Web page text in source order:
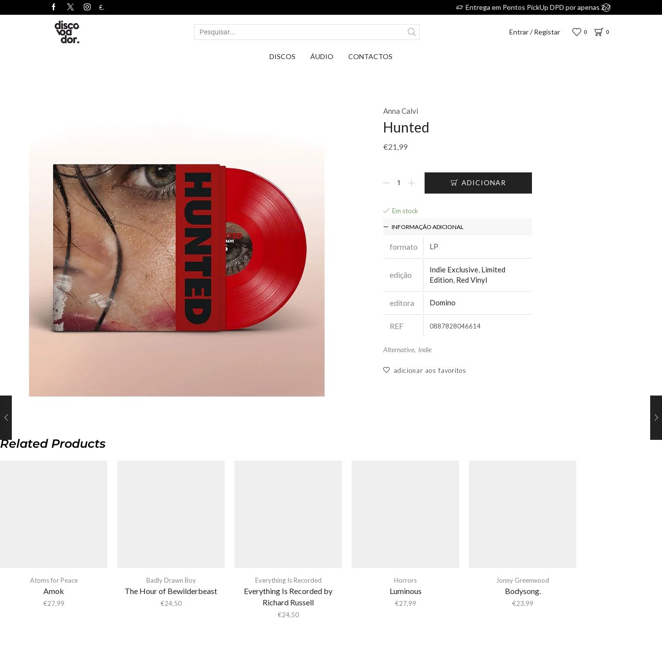
Entrar / Registar 0 0
DISCOS ÁUDIO CONTACTOS
Anna Calvi
Hunted
€21,99
ADICIONAR
Em stock
INFORMAÇÃO ADICIONAL
formato LP
edição
Indie Exclusive, Limited
Edition Red Vinyl
editora Domino
REF 0887828046614
Alternative, Indie
adicionar aos favoritos
Related Products
Atoms for Peace
Amok
€27,99
Badly Drawn Boy
The Hour of Bewilderbeast
€24,50
Everything Is Recorded
Everything Is Recorded by
Richard Russell
€24,50
Horrors
Luminous
€27,99
Jonny Greenwood
Bodysong.
€23,99